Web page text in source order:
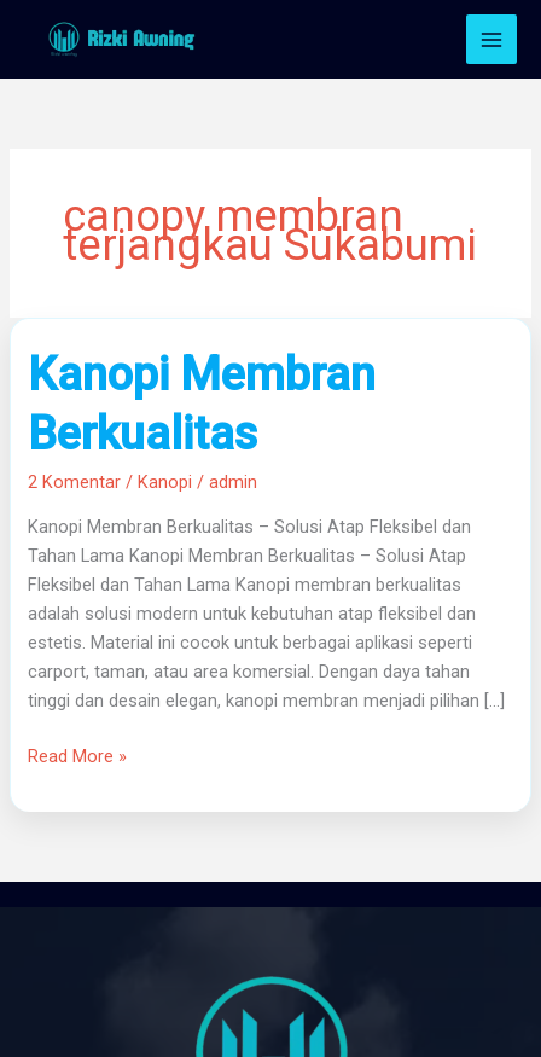
canopy membran
terjangkau Sukabumi
Kanopi Membran
Berkualitas
2 Komentar /Kanopi /admin
Kanopi Membran Berkualitas – Solusi Atap Fleksibel dan
Tahan Lama Kanopi Membran Berkualitas – Solusi Atap
Fleksibel dan Tahan Lama Kanopi membran berkualitas
adalah solusi modern untuk kebutuhan atap fleksibel dan
estetis. Material ini cocok untuk berbagai aplikasi seperti
carport, taman, atau area komersial. Dengan daya tahan
tinggi dan desain elegan, kanopi membran menjadi pilihan […]
Kanopi
Membran
Berkualitas
Read More »